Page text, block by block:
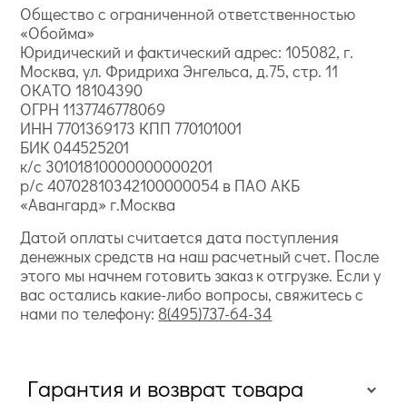
Общество с ограниченной ответственностью
«Обойма»
Юридический и фактический адрес: 105082, г.
Москва, ул. Фридриха Энгельса, д.75, стр. 11
ОКАТО 18104390
ОГРН 1137746778069
ИНН 7701369173 КПП 770101001
БИК 044525201
к/с 30101810000000000201
р/с 40702810342100000054 в ПАО АКБ
«Авангард» г.Москва
Датой оплаты считается дата поступления
денежных средств на наш расчетный счет. После
этого мы начнем готовить заказ к отгрузке. Если у
вас остались какие-либо вопросы, свяжитесь с
нами по телефону: 8(495)737-64-34
Гарантия и возврат товара